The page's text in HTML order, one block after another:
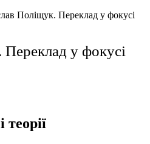
Поліщук. Переклад у фокусі
у фокусі